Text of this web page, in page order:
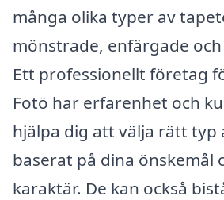
många olika typer av
mönstrade, enfärgade
Ett professionellt företag
Fotö har erfarenhet och
hjälpa dig att välja rätt typ
baserat på dina önskemål
karaktär. De kan också